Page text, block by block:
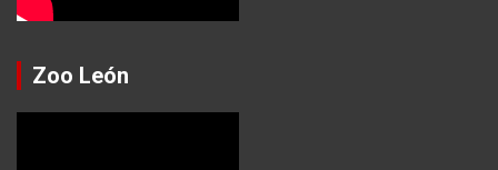
Zoo León